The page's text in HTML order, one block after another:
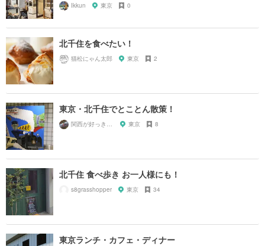
Ikkun 東京 0
北千住を食べたい！
猫松にゃん太郎 東京 2
東京・北千住でとことん散策！
東京 8
北千住 食べ歩き お一人様にも！
s8grasshopper 東京 34
東京ランチ・カフェ・ディナー